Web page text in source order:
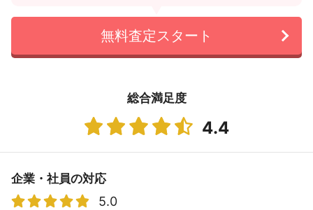
無料査定スタート
総合満足度
4.4
企業・社員の対応
5.0